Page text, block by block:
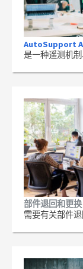
AutoSupport
是一种遥测机制
部件退回和更换
需要有关部件